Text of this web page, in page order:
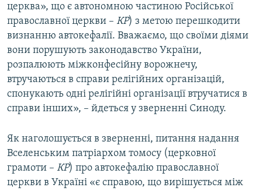
церква», що є автономною частиною Російської
православної церкви – КР) з метою перешкодити
визнанню автокефалії. Вважаємо, що своїми діями
вони порушують законодавство України,
розпалюють міжконфесійну ворожнечу,
втручаються в справи релігійних організацій,
спонукають одні релігійні організації втручатися в
справи інших», – йдеться у зверненні Синоду.
Як наголошується в зверненні, питання надання
Вселенським патріархом томосу (церковної
грамоти – КР) про автокефалію православної
церкви в Україні «є справою, що вирішується між